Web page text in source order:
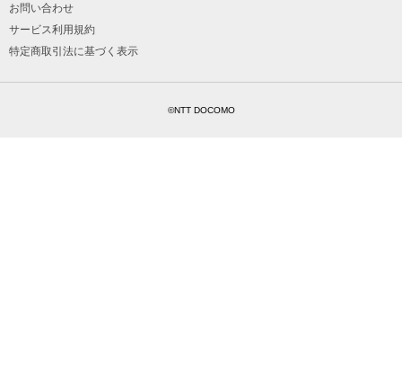
お問い合わせ
サービス利用規約
特定商取引法に基づく表示
©NTT DOCOMO